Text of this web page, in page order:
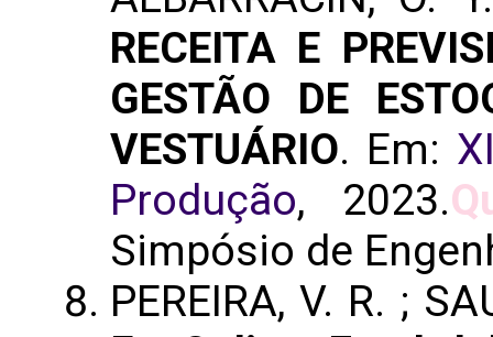
RECEITA E
GESTÃO DE
VESTUÁRIO. Em:
Produção, 2023.
Simpósio de
PEREIRA, V. R. ;